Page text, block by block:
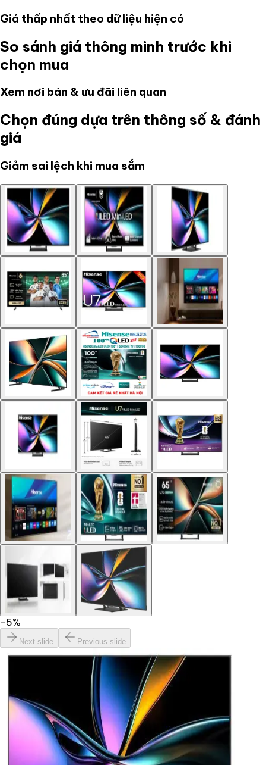
Giá thấp nhất theo dữ liệu hiện có
So sánh giá thông minh trước khi
chọn mua
Xem nơi bán & ưu đãi liên quan
Chọn đúng dựa trên thông số & đánh
giá
Giảm sai lệch khi mua sắm
−5%
Next slide Previous slide